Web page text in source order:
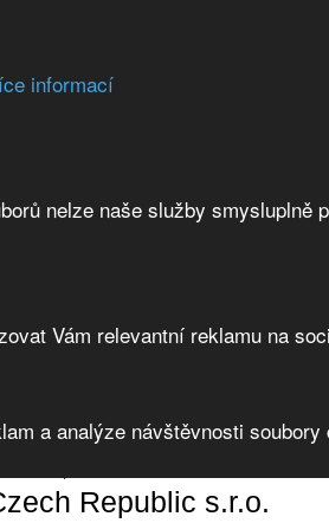
informací
nelze naše služby smysluplně
Vám relevantní reklamu na
a analýze návštěvnosti
Republic s.r.o.